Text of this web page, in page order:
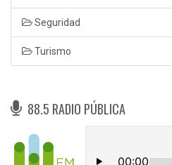
Seguridad
Turismo
88.5 RADIO PÚBLICA